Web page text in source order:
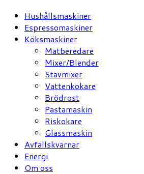
Hushållsmaskiner
Espressomaskiner
Köksmaskiner
Matberedare
Mixer/Blender
Stavmixer
Vattenkokare
Brödrost
Pastamaskin
Riskokare
Glassmaskin
Avfallskvarnar
Energi
Om oss